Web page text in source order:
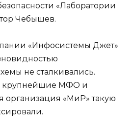
«Лаборатории
Чебышев.
«Инфосистемы Джет»
не сталкивались.
МФО и
организация «МиР» такую